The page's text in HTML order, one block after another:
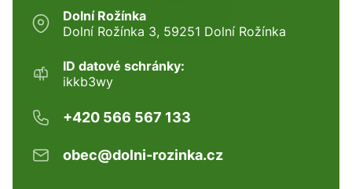
Dolní Rožínka
Dolní Rožínka 3, 59251 Dolní Rožínka
ID datové schránky:
ikkb3wy
+420 566 567 133
obec@dolni-rozinka.cz